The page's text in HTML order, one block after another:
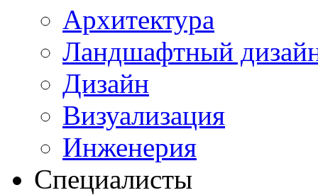
Архитектура
Ландшафтный
Дизайн
Визуализация
Инженерия
Специалисты